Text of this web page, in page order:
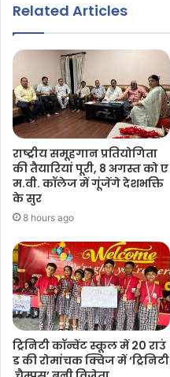
Related Articles
राष्ट्रीय समूहगान प्रतियोगिता
की तैयारियां पूरी, 8 अगस्त को ए
म.वी. कॉलेज में गूंजेंगे देशभक्ति
के सुर
8 hours ago
ट्रिनिटी कॉन्वेंट स्कूल में 20 राउं
ड की रोमांचक क्विज में ‘ट्रिनिटी